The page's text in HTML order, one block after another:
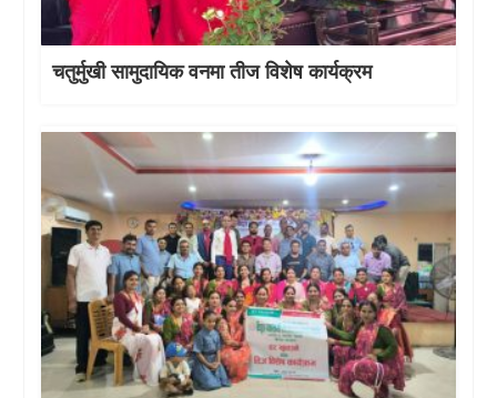
चतुर्मुखी सामुदायिक वनमा तीज विशेष कार्यक्रम